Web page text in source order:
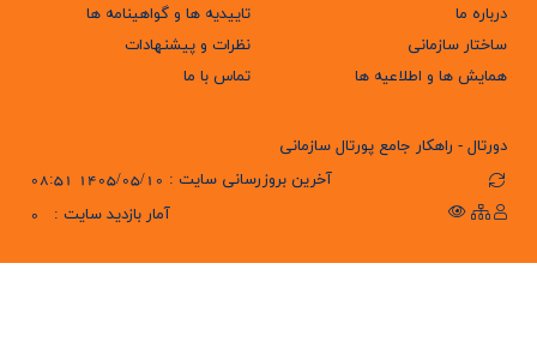
درباره ما
ساختار سازمانی
همایش ها و اطلاعیه ها
تاییدیه ها و گواهینامه ها
نظرات و پیشنهادات
تماس با ما
دورتال - راهکار جامع پورتال سازمانی
آخرین بروزرسانی سایت : 1405/05/10 08:51
آمار بازدید سایت :
0